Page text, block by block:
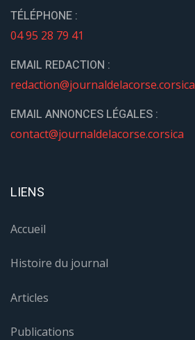
TÉLÉPHONE :
04 95 28 79 41
EMAIL REDACTION :
redaction@journaldelacorse.corsica
EMAIL ANNONCES LÉGALES :
contact@journaldelacorse.corsica
LIENS
Accueil
Histoire du journal
Articles
Publications